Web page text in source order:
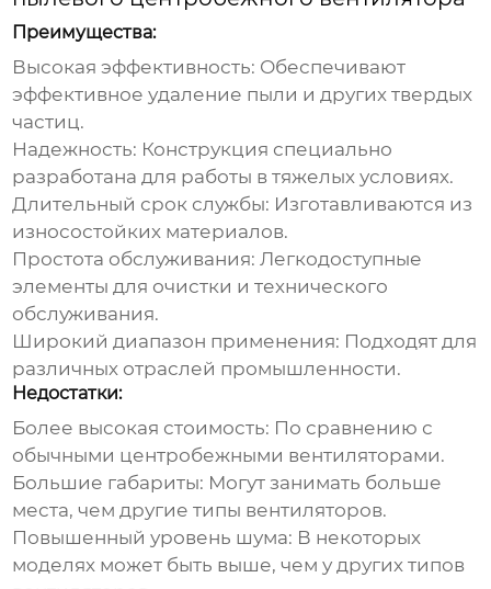
Преимущества:
Высокая эффективность: Обеспечивают
эффективное удаление пыли и других твердых
частиц.
Надежность: Конструкция специально
разработана для работы в тяжелых условиях.
Длительный срок службы: Изготавливаются из
износостойких материалов.
Простота обслуживания: Легкодоступные
элементы для очистки и технического
обслуживания.
Широкий диапазон применения: Подходят для
различных отраслей промышленности.
Недостатки:
Более высокая стоимость: По сравнению с
обычными центробежными вентиляторами.
Большие габариты: Могут занимать больше
места, чем другие типы вентиляторов.
Повышенный уровень шума: В некоторых
моделях может быть выше, чем у других типов